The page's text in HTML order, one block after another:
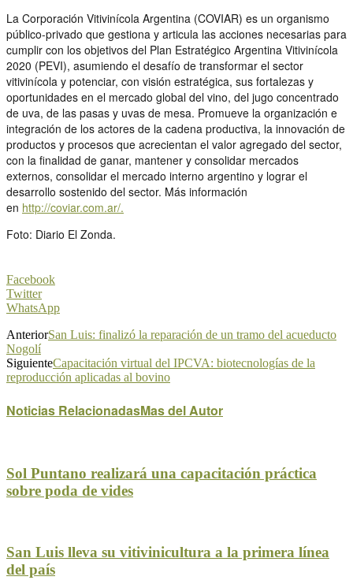
La Corporación Vitivinícola Argentina (COVIAR) es un organismo
público-privado que gestiona y articula las acciones necesarias para
cumplir con los objetivos del Plan Estratégico Argentina Vitivinícola
2020 (PEVI), asumiendo el desafío de transformar el sector
vitivinícola y potenciar, con visión estratégica, sus fortalezas y
oportunidades en el mercado global del vino, del jugo concentrado
de uva, de las pasas y uvas de mesa. Promueve la organización e
integración de los actores de la cadena productiva, la innovación de
productos y procesos que acrecientan el valor agregado del sector,
con la finalidad de ganar, mantener y consolidar mercados
externos, consolidar el mercado interno argentino y lograr el
desarrollo sostenido del sector. Más información
en http://coviar.com.ar/.
Foto: Diario El Zonda.
Facebook
Twitter
WhatsApp
AnteriorSan Luis: finalizó la reparación de un tramo del acueducto
Nogolí
SiguienteCapacitación virtual del IPCVA: biotecnologías de la
reproducción aplicadas al bovino
Noticias RelacionadasMas del Autor
Sol Puntano realizará una capacitación práctica
sobre poda de vides
San Luis lleva su vitivinicultura a la primera línea
del país